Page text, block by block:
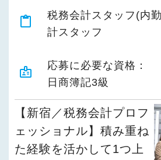
content_paste
税務会計スタッフ(内
計スタッフ
badge
応募に必要な資格：
日商簿記3級
【新宿／税務会計プロフ
ェッショナル】積み重ね
た経験を活かして1つ上